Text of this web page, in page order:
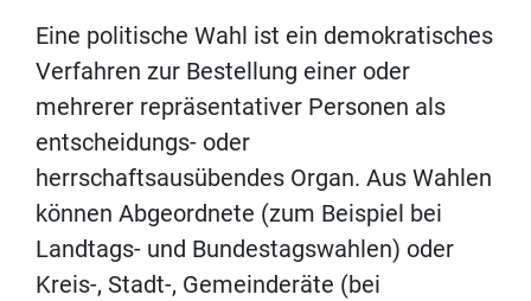
Eine politische Wahl ist ein demokratisches
Verfahren zur Bestellung einer oder
mehrerer repräsentativer Personen als
entscheidungs- oder
herrschaftsausübendes Organ. Aus Wahlen
können Abgeordnete (zum Beispiel bei
Landtags- und Bundestagswahlen) oder
Kreis-, Stadt-, Gemeinderäte (bei